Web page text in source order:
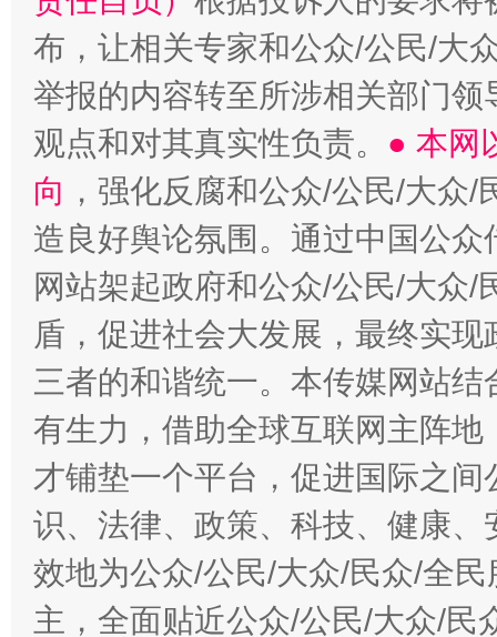
布，让相关专家和公众/公民/大
举报的内容转至所涉相关部门
观点和对其真实性负责。 ● 本网
向 ，强化反腐和公众/公民/大众
造良好舆论氛围。通过中国公
网站架起政府和公众/公民/大众
盾，促进社会大发展，最终实
三者的和谐统一。本传媒网站
有生力，借助全球互联网主阵
才铺垫一个平台，促进国际之
识、法律、政策、科技、健康
效地为公众/公民/大众/民众/全
主，全面贴近公众/公民/大众/民